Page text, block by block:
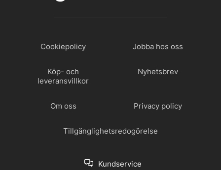
Cookiepolicy Jobba hos oss
Köp- och
leveransvillkor
Nyhetsbrev
Om oss Privacy policy
Tillgänglighetsredogörelse
Kundservice